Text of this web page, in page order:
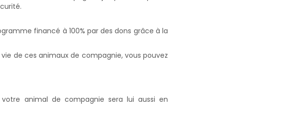
financé à 100% par des dons grâce à la
de ces animaux de compagnie, vous pouvez
animal de compagnie sera lui aussi en